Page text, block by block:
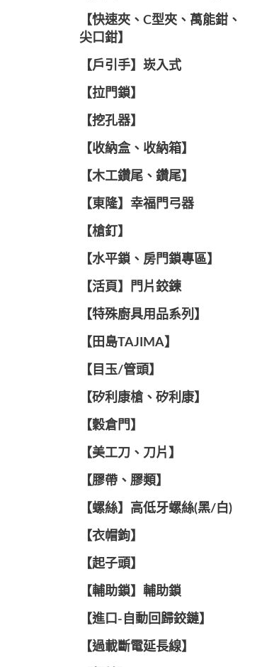
【快速夾、C型夾、萬能鉗、
尖口鉗】
【戶引手】崁入式
【拉門鎖】
【挖孔器】
【收納盒、收納箱】
【木工鑽尾、鑽尾】
【東隆】幸福門弓器
【槍釘】
【水平鎖、房門鎖專區】
【活頁】門片鉸鍊
【特殊廚具用品系列】
【田島TAJIMA】
【目玉/管頭】
【矽利康槍、矽利康】
【穀倉門】
【美工刀、刀片】
【膠帶、膠類】
【螺絲】高低牙螺絲(黑/白)
【衣帽鉤】
【起子頭】
【輔助鎖】輔助鎖
【進口-自動回歸鉸鏈】
【過載斷電延長線】